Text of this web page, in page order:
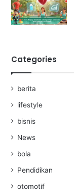
Categories
berita
lifestyle
bisnis
News
bola
Pendidikan
otomotif